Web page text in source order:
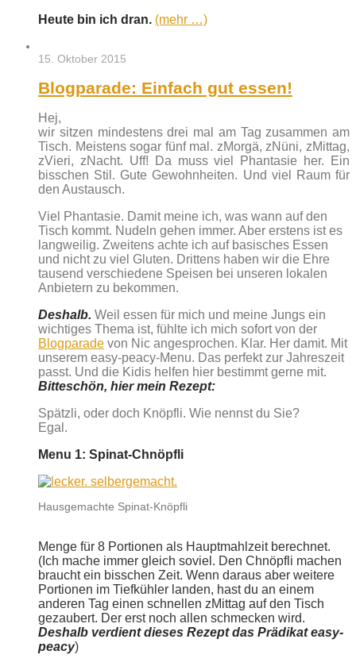
Heute bin ich dran. (mehr …)
15. Oktober 2015
Blogparade: Einfach gut essen!
Hej,
wir sitzen mindestens drei mal am Tag zusammen am
Tisch. Meistens sogar fünf mal. zMorgä, zNüni, zMittag,
zVieri, zNacht. Uff! Da muss viel Phantasie her. Ein
bisschen Stil. Gute Gewohnheiten. Und viel Raum für
den Austausch.
Viel Phantasie. Damit meine ich, was wann auf den
Tisch kommt. Nudeln gehen immer. Aber erstens ist es
langweilig. Zweitens achte ich auf basisches Essen
und nicht zu viel Gluten. Drittens haben wir die Ehre
tausend verschiedene Speisen bei unseren lokalen
Anbietern zu bekommen.
Deshalb. Weil essen für mich und meine Jungs ein
wichtiges Thema ist, fühlte ich mich sofort von der
Blogparade von Nic angesprochen. Klar. Her damit. Mit
unserem easy-peacy-Menu. Das perfekt zur Jahreszeit
passt. Und die Kidis helfen hier bestimmt gerne mit.
Bitteschön, hier mein Rezept:
Spätzli, oder doch Knöpfli. Wie nennst du Sie?
Egal.
Menu 1: Spinat-Chnöpfli
Hausgemachte Spinat-Knöpfli
Menge für 8 Portionen als Hauptmahlzeit berechnet.
(Ich mache immer gleich soviel. Den Chnöpfli machen
braucht ein bisschen Zeit. Wenn daraus aber weitere
Portionen im Tiefkühler landen, hast du an einem
anderen Tag einen schnellen zMittag auf den Tisch
gezaubert. Der erst noch allen schmecken wird.
Deshalb verdient dieses Rezept das Prädikat easy-
peacy)